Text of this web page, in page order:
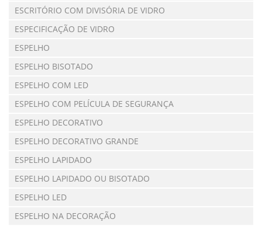
ESCRITÓRIO COM DIVISÓRIA DE VIDRO
ESPECIFICAÇÃO DE VIDRO
ESPELHO
ESPELHO BISOTADO
ESPELHO COM LED
ESPELHO COM PELÍCULA DE SEGURANÇA
ESPELHO DECORATIVO
ESPELHO DECORATIVO GRANDE
ESPELHO LAPIDADO
ESPELHO LAPIDADO OU BISOTADO
ESPELHO LED
ESPELHO NA DECORAÇÃO